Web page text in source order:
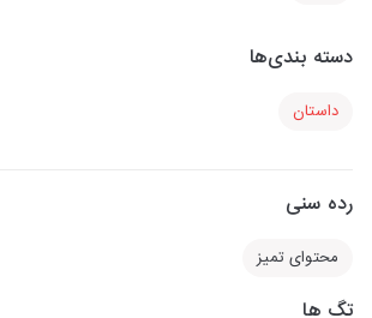
دسته بندی‌ها
داستان
رده سنی
محتوای تمیز
تگ ها